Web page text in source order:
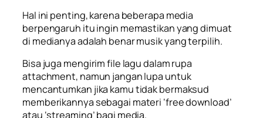
Hal ini penting, karena beberapa media
berpengaruh itu ingin memastikan yang dimuat
di medianya adalah benar musik yang terpilih.
Bisa juga mengirim file lagu dalam rupa
attachment, namun jangan lupa untuk
mencantumkan jika kamu tidak bermaksud
memberikannya sebagai materi ‘free download’
atau ‘streaming’ bagi media.